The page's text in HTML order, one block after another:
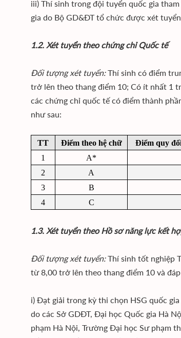
iii) Thí sinh trong đội tuyển quốc gia
gia do Bộ GD&ĐT tổ chức được xét
1.2. Xét tuyển theo chứng chỉ Quốc tế
Đối tượng xét tuyển:Thí sinh có điểm
trở lên theo thang điểm 10; Có ít nhất 1
các chứng chỉ quốc tế có điểm thành
như sau:
TT Điểm theo hệ chữ
Điểm quy
1
A*
2
A
3
B
4
C
1.3. Xét tuyển theo Hồ sơ năng lực kết
Đối tượng xét tuyển:Thí sinh tốt nghiệp
từ 8,00 trở lên theo thang điểm 10 và
i) Đạt giải trong kỳ thi chọn HSG quốc
do các Sở GDĐT, Đại học Quốc gia Hà
phạm Hà Nội, Trường Đại học Sư phạm